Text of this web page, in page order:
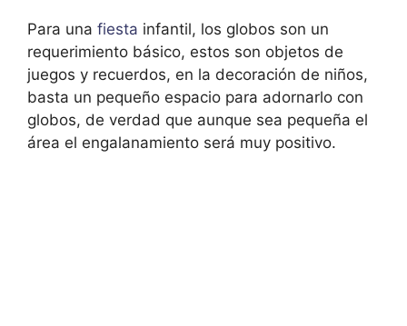
Para una fiesta infantil, los globos son un
requerimiento básico, estos son objetos de
juegos y recuerdos, en la decoración de niños,
basta un pequeño espacio para adornarlo con
globos, de verdad que aunque sea pequeña el
área el engalanamiento será muy positivo.